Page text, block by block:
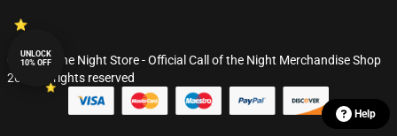
© Call of the Night Store - Official Call of the Night Merchandise Shop
2026 all rights reserved
Help
UNLOCK
10% OFF